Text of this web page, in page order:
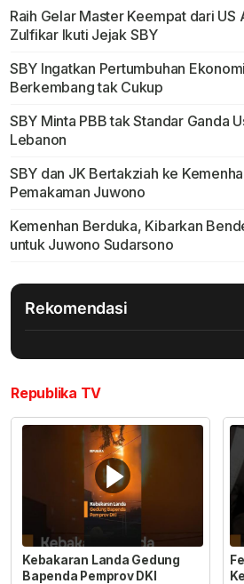
Raih Gelar Master Keempat dari US
Zulfikar Ikuti Jejak SBY
SBY Ingatkan Pertumbuhan
Berkembang tak Cukup
SBY Minta PBB tak Standar Ganda
Lebanon
SBY dan JK Bertakziah ke
Pemakaman Juwono
Kemenhan Berduka, Kibarkan
untuk Juwono Sudarsono
Rekomendasi
Republika TV
Kebakaran Landa Gedung
Bapenda Pemprov DKI